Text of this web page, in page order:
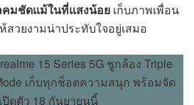
มชัดแม้ในที่แสงน้อย เก็บภาพเพื่อน
สวยงามน่าประทับใจอยู่เสมอ